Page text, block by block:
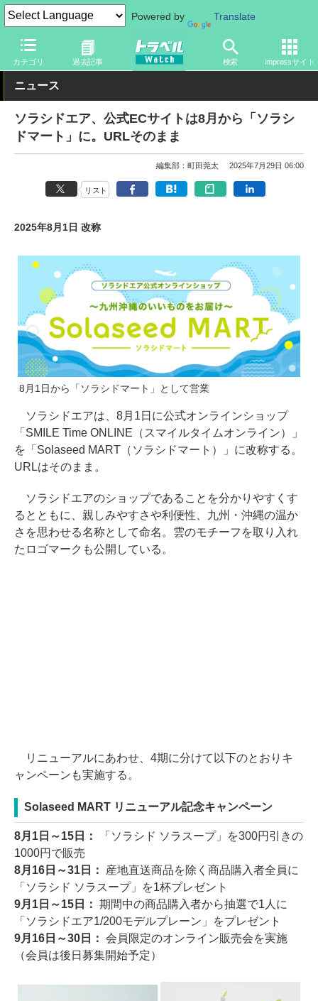
Powered by Translate
カテゴリ 過去記事 検索 Impressサイト
トラベル Watch 企業・政府・官庁 国内エアライン ソラシドエ
ニュース
ソラシドエア、公式ECサイトは8月から「ソラシ
ドマート」に。URLそのまま
編集部：町田莞太 2025年7月29日 06:00
リスト
2025年8月1日 改称
8月1日から「ソラシドマート」として営業
ソラシドエアは、8月1日に公式オンラインショップ
「SMILE Time ONLINE（スマイルタイムオンライン）」
を「Solaseed MART（ソラシドマート）」に改称する。
URLはそのまま。
ソラシドエアのショップであることを分かりやすくす
るとともに、親しみやすさや利便性、九州・沖縄の温か
さを思わせる名称として命名。雲のモチーフを取り入れ
たロゴマークも公開している。
リニューアルにあわせ、4期に分けて以下のとおりキ
ャンペーンも実施する。
Solaseed MART リニューアル記念キャンペーン
8月1日～15日：
「ソラシド ソラスープ」を300円引きの
1000円で販売
8月16日～31日： 産地直送商品を除く商品購入者全員に
「ソラシド ソラスープ」を1杯プレゼント
9月1日～15日： 期間中の商品購入者から抽選で1人に
「ソラシドエア1/200モデルプレーン」をプレゼント
9月16日～30日： 会員限定のオンライン販売会を実施
（会員は後日募集開始予定）